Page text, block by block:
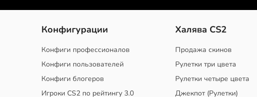
Конфигурации
Конфиги профессионалов
Конфиги пользователей
Конфиги блогеров
Игроки CS2 по рейтингу 3.0
Халява CS2
Продажа скинов
Рулетки три цвета
Рулетки четыре цвета
Джекпот (Рулетки)